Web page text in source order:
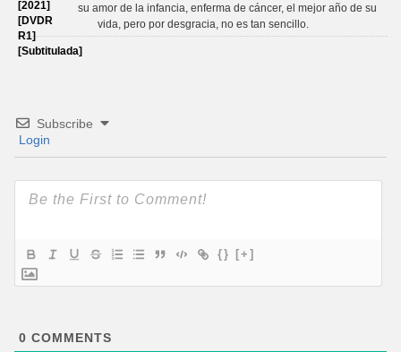
su amor de la infancia, enferma de cáncer, el mejor año de su
vida, pero por desgracia, no es tan sencillo.
Subscribe
Login
{} [+]
0 COMMENTS